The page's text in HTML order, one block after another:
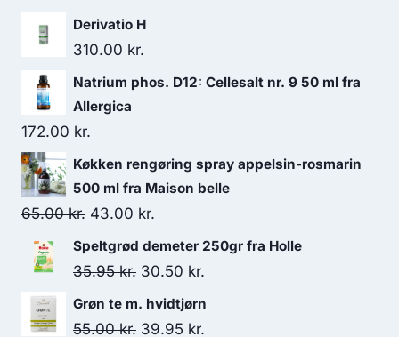
Derivatio H
310.00 kr.
Natrium phos. D12: Cellesalt nr. 9 50 ml fra
Allergica
172.00 kr.
Køkken rengøring spray appelsin-rosmarin
500 ml fra Maison belle
65.00kr. Den
oprindelige
pris
65.00 kr..
43.00 kr.
aktuelle
pris
43.00 kr..
Speltgrød demeter 250gr fra Holle
35.95kr. Den
oprindelige
pris
30.50 kr.
aktuelle
Grøn te m. hvidtjørn
55.00kr. Den
39.95 kr.